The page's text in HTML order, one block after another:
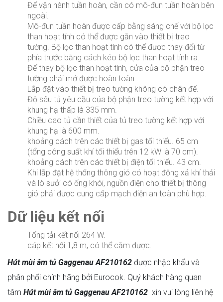
Để vận hành tuần hoàn, cần có mô-đun tuần hoàn bên
ngoài.
Mô-đun tuần hoàn được cấp bằng sáng chế với bộ lọc
than hoạt tính có thể được gắn vào thiết bị treo
tường. Bộ lọc than hoạt tính có thể được thay đổi từ
phía trước bằng cách kéo bộ lọc than hoạt tính ra.
Để thay bộ lọc than hoạt tính, cửa của bộ phận treo
tường phải mở được hoàn toàn.
Lắp đặt vào thiết bị treo tường không có chân đế.
Độ sâu tủ yêu cầu của bộ phận treo tường kết hợp với
khung hạ thấp là 335 mm.
Chiều cao tủ cần thiết của tủ treo tường kết hợp với
khung hạ là 600 mm.
khoảng cách trên các thiết bị gas tối thiểu. 65 cm
(tổng công suất khí tối thiểu trên 12 kW là 70 cm).
khoảng cách trên các thiết bị điện tối thiểu. 43 cm.
Khi lắp đặt hệ thống thông gió có hoạt động xả khí thải
và lò sưởi có ống khói, nguồn điện cho thiết bị thông
gió phải được cung cấp mạch điện an toàn phù hợp.
Dữ liệu kết nối
Tổng tải kết nối 264 W.
cáp kết nối 1,8 m, có thể cắm được.
Hút mùi âm tủ Gaggenau AF210162 được nhập khẩu và
phân phối chính hãng bởi Eurocok. Quý khách hàng quan
tâm Hút mùi âm tủ Gaggenau AF210162 xin vui lòng liên hệ